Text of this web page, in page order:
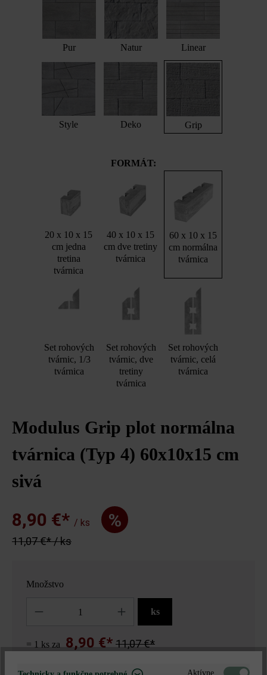
Pur Natur Linear
Style Deko Grip
FORMÁT:
20 x 10 x 15
cm jedna
tretina
tvárnica
40 x 10 x 15
cm dve tretiny
tvárnica
60 x 10 x 15
cm normálna
tvárnica
Set rohových
tvárnic, 1/3
tvárnica
Set rohových
tvárnic, dve
tretiny
tvárnica
Set rohových
tvárnic, celá
tvárnica
Modulus Grip plot normálna
tvárnica (Typ 4) 60x10x15 cm
sivá
8,90 €* / ks %
11,07 €* / ks
Množstvo
ks
= 1 ks za 8,90 €* 11,07 €*
Aktívne